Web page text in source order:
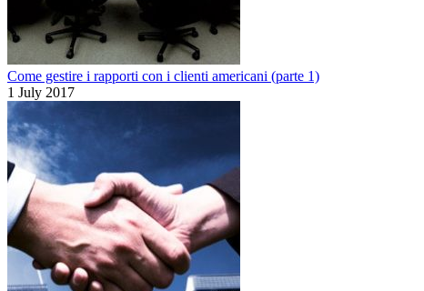
Come gestire i rapporti con i clienti americani (parte 1)
1 July 2017